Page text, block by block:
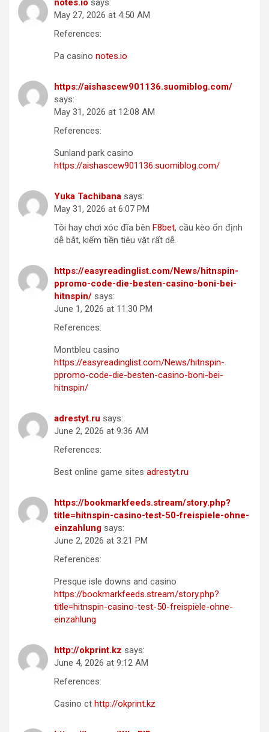
notes.io says:
May 27, 2026 at 4:50 AM
References:
Pa casino notes.io
https://aishascew901136.suomiblog.com/
says:
May 31, 2026 at 12:08 AM
References:
Sunland park casino
https://aishascew901136.suomiblog.com/
Yuka Tachibana says:
May 31, 2026 at 6:07 PM
Tôi hay chơi xóc đĩa bên F8bet, cầu kèo ổn định
dễ bắt, kiếm tiền tiêu vặt rất dễ.
https://easyreadinglist.com/News/hitnspin-
ppromo-code-die-besten-casino-boni-bei-
hitnspin/ says:
June 1, 2026 at 11:30 PM
References:
Montbleu casino
https://easyreadinglist.com/News/hitnspin-
ppromo-code-die-besten-casino-boni-bei-
hitnspin/
adrestyt.ru says:
June 2, 2026 at 9:36 AM
References:
Best online game sites adrestyt.ru
https://bookmarkfeeds.stream/story.php?
title=hitnspin-casino-test-50-freispiele-ohne-
einzahlung says:
June 2, 2026 at 3:21 PM
References:
Presque isle downs and casino
https://bookmarkfeeds.stream/story.php?
title=hitnspin-casino-test-50-freispiele-ohne-
einzahlung
http://okprint.kz says:
June 4, 2026 at 9:12 AM
References:
Casino ct http://okprint.kz